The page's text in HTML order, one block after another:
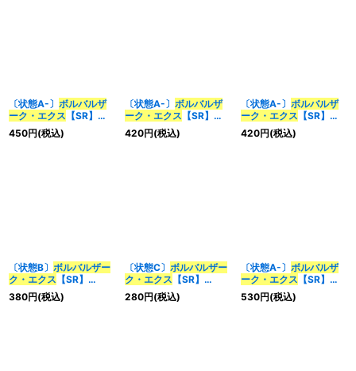
〔状態A-〕 ボルバルザ
ーク・エクス 【SR】
{BD015/16}《多》
450円(税込)
〔状態A-〕 ボルバルザ
ーク・エクス 【SR】
{DMX22-b150/???}
《多》
420円(税込)
〔状態A-〕 ボルバルザ
ーク・エクス 【SR】
{DMD1310/22}《多》
420円(税込)
〔状態B〕 ボルバルザー
ク・エクス 【SR】
{BD015/16}《多》
380円(税込)
〔状態C〕 ボルバルザー
ク・エクス 【SR】
{BD015/16}《多》
280円(税込)
〔状態A-〕 ボルバルザ
ーク・エクス 【SR】
{P23/Y15}《多》
530円(税込)